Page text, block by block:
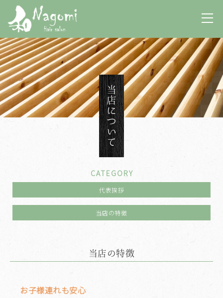
当店について
CATEGORY
代表挨拶
当店の特徴
当店の特徴
お子様連れも安心